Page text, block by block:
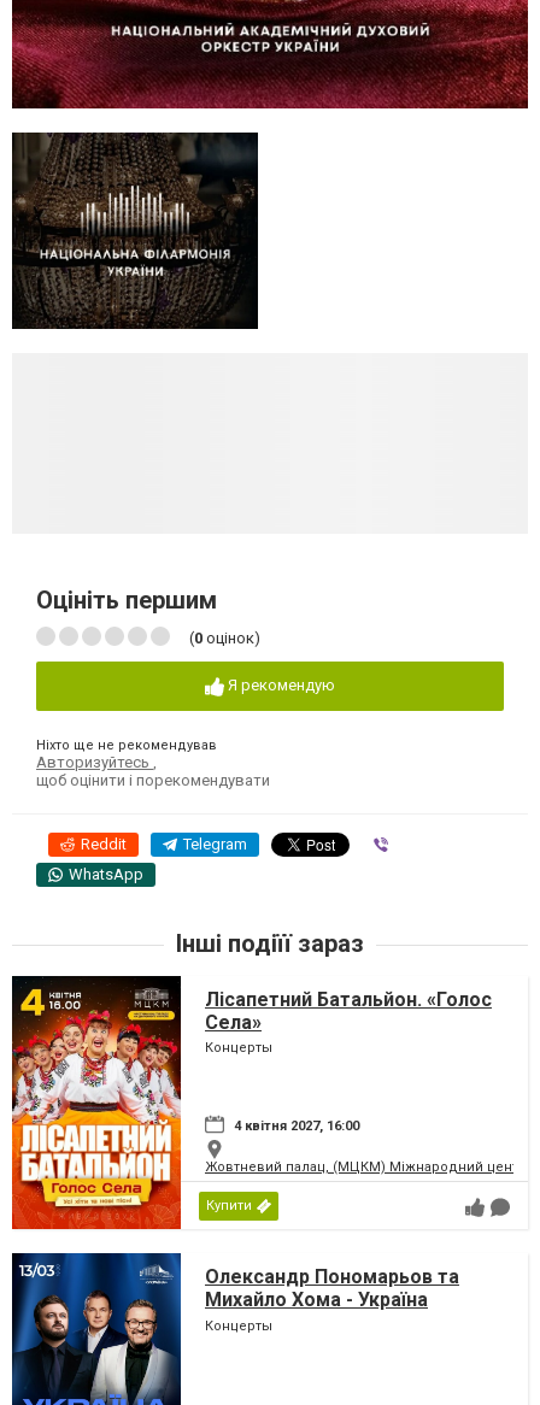
Оцініть першим
(0 оцінок)
Я рекомендую
Ніхто ще не рекомендував
Авторизуйтесь
щоб оцінити і порекомендувати
Reddit Telegram
WhatsApp
Інші подіїї зараз
Лісапетний Батальйон. «Голос
Села»
Концерты
4 квітня 2027, 16:00
Жовтневий палац, (МЦКМ) Міжнародний центр
Купити
Олександр Пономарьов та
Михайло Хома - Україна
Переможе!
Концерты